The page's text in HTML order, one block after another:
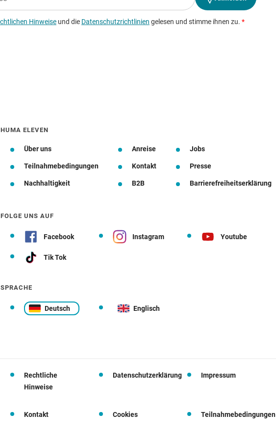
HUMA ELEVEN
Über uns Anreise Jobs
Teilnahmebedingungen Kontakt Presse
Nachhaltigkeit B2B Barrierefreiheitserklärung
FOLGE UNS AUF
Facebook Instagram Youtube
Tik Tok
SPRACHE
Deutsch Englisch
Rechtliche
Hinweise
Datenschutzerklärung Impressum
Kontakt Cookies Teilnahmebedingungen